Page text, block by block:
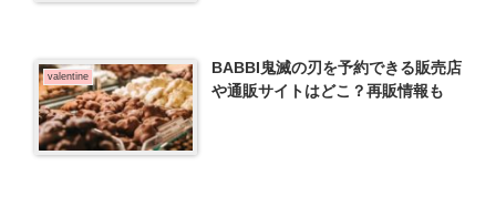
valentine
BABBI鬼滅の刃を予約できる販売店
や通販サイトはどこ？再販情報も